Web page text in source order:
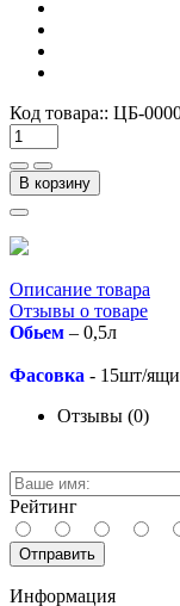
Код товара:: ЦБ-
В корзину
Описание товара
Отзывы о товаре
Обьем – 0,5л
Фасовка - 15шт/
Отзывы (0)
Рейтинг
Отправить
Информация